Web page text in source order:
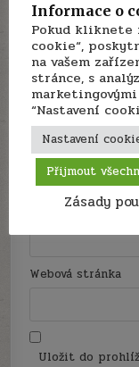
Jméno*
E-mail*
Webová stránka
Uložit do
Informace o
Pokud kliknete
cookie“,
na vašem
stránce, s
“Nastavení
Nastavení
Přijmout
Zásady